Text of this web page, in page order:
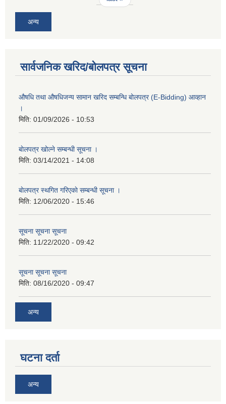
अन्य
सार्वजनिक खरिद/बोलपत्र सूचना
औषधि तथा औषधिजन्य सामान खरिद सम्बन्धि बोलपत्र (E-Bidding) आव्हान
।
मिति: 01/09/2026 - 10:53
बाेलपत्र खोल्ने सम्बन्धी सूचना ।
मिति: 03/14/2021 - 14:08
बाेलपत्र स्थगित गरिएकाे सम्बन्धी सूचना ।
मिति: 12/06/2020 - 15:46
सूचना सूचना सूचना
मिति: 11/22/2020 - 09:42
सूचना सूचना सूचना
मिति: 08/16/2020 - 09:47
अन्य
घटना दर्ता
अन्य